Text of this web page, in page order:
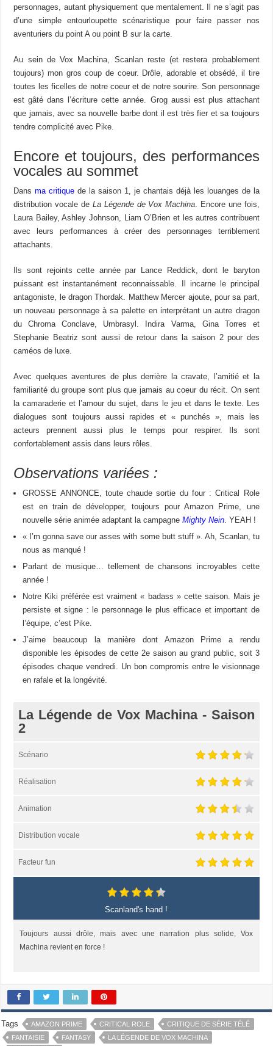
personnages, autant physiquement que mentalement. Il ne s’agit pas
d’une simple entourloupette scénaristique pour faire passer nos
aventuriers du point A ou point B sur la carte.
Au sein de Vox Machina, Scanlan reste (et restera probablement
toujours) mon gros coup de coeur. Drôle, adorable et obsédé, il tire
toutes les ficelles de notre coeur et de notre sourire. Son personnage
est gâté dans l’écriture cette année. Grog aussi est plus attachant
que jamais, avec sa nouvelle barbe dont il est très fier et sa toujours
tendre complicité avec Pike.
Encore et toujours, des performances
vocales au sommet
Dansma critique de la saison 1, je chantais déjà les louanges de la
distribution vocale de La Légende de Vox Machina. Encore une fois,
Laura Bailey, Ashley Johnson, Liam O’Brien et les autres contribuent
avec leurs performances à créer des personnages terriblement
attachants.
Ils sont rejoints cette année par Lance Reddick, dont le baryton
puissant est instantanément reconnaissable. Il incarne le principal
antagoniste, le dragon Thordak. Matthew Mercer ajoute, pour sa part,
un nouveau personnage à sa palette en interprétant un autre dragon
du Chroma Conclave, Umbrasyl. Indira Varma, Gina Torres et
Stephanie Beatriz sont aussi de retour dans la saison 2 pour des
caméos de luxe.
Avec quelques aventures de plus derrière la cravate, l’amitié et la
familiarité du groupe sont plus que jamais au coeur du récit. On sent
la camaraderie et l’amour du sujet, dans le jeu et dans le texte. Les
dialogues sont toujours aussi rapides et « punchés », mais les
acteurs prennent aussi plus le temps pour respirer. Ils sont
confortablement assis dans leurs rôles.
Observations variées :
GROSSE ANNONCE, toute chaude sortie du four : Critical Role
est en train de développer, toujours pour Amazon Prime, une
nouvelle série animée adaptant la campagneMighty Nein. YEAH !
« I’m gonna save our asses with some butt stuff ». Ah, Scanlan, tu
nous as manqué !
Parlant de musique… tellement de chansons incroyables cette
année !
Notre Kiki préférée est vraiment « badass » cette saison. Mais je
persiste et signe : le personnage le plus efficace et important de
l’équipe, c’est Pike.
J’aime beaucoup la manière dont Amazon Prime a rendu
disponible les épisodes de cette 2e saison au grand public, soit 3
épisodes chaque vendredi. Un bon compromis entre le visionnage
en rafale et la longévité.
La Légende de Vox Machina - Saison
2
Scénario
Réalisation
Animation
Distribution vocale
Facteur fun
Scanland's hand !
Toujours aussi drôle, mais avec une narration plus solide, Vox
Machina revient en force !
Tags AMAZON PRIME CRITICAL ROLE
CRITIQUE DE SÉRIE TÉLÉ
FANTAISIE
FANTASY
LA LÉGENDE DE VOX MACHINA